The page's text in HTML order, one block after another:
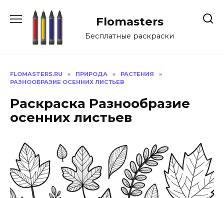
Flomasters
Бесплатные раскраски
FLOMASTERS.RU » ПРИРОДА » РАСТЕНИЯ
»
РАЗНООБРАЗИЕ ОСЕННИХ ЛИСТЬЕВ
Раскраска Разнообразие
осенних листьев